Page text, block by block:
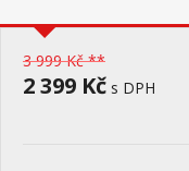
3 999 Kč **
2 399 Kč s DPH